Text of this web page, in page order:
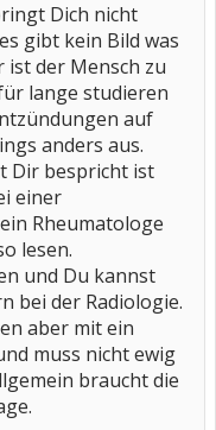
Dich nicht
gibt kein Bild was
ist der Mensch zu
lange studieren
auf
anders aus.
Dir bespricht ist
einer
Rheumatologe
lesen.
und Du kannst
bei der Radiologie.
aber mit ein
muss nicht ewig
braucht die